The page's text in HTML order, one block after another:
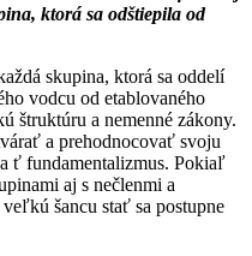
ktorá sa odštiepila od
skupina, ktorá sa oddelí
vodcu od etablovaného
štruktúru a nemenné zákony.
a prehodnocovať svoju
ť fundamentalizmus. Pokiaľ
aj s nečlenmi a
šancu stať sa postupne